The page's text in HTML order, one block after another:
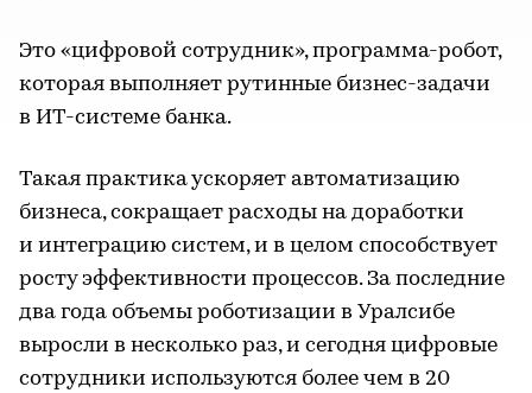
Это «цифровой сотрудник», программа-робот,
которая выполняет рутинные бизнес-задачи
в ИТ-системе банка.
Такая практика ускоряет автоматизацию
бизнеса, сокращает расходы на доработки
и интеграцию систем, и в целом способствует
росту эффективности процессов. За последние
два года объемы роботизации в Уралсибе
выросли в несколько раз, и сегодня цифровые
сотрудники используются более чем в 20